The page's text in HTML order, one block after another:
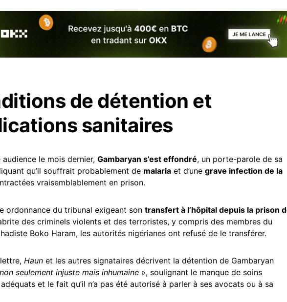
de détention et
sanitaires
audience le mois dernier, Gambaryan s’est effondré, un porte-parole de sa
qu’il souffrait probablement de malaria et d’une grave infection de la
vraisemblablement en prison.
ordonnance du tribunal exigeant son transfert à l’hôpital depuis la prison
des criminels violents et des terroristes, y compris des membres du
Boko Haram, les autorités nigérianes ont refusé de le transférer.
Haun et les autres signataires décrivent la détention de Gambaryan
non seulement injuste mais inhumaine », soulignant le manque de soins
et le fait qu’il n’a pas été autorisé à parler à ses avocats ou à sa